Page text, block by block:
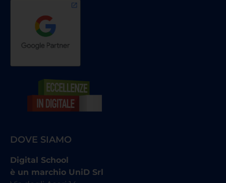
DOVE SIAMO
Digital School
è un marchio UniD Srl